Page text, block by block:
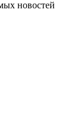
новостей